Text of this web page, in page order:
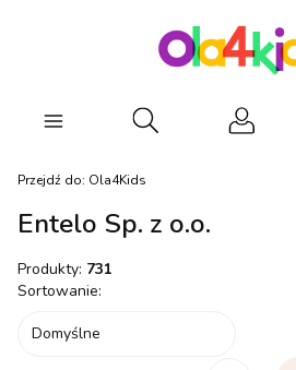
Otwórz wyszukiwarkę
Przejdź do: Ola4Kids
Entelo Sp. z o.o.
Produkty: 731
Lista produktów
Sortowanie:
Domyślne